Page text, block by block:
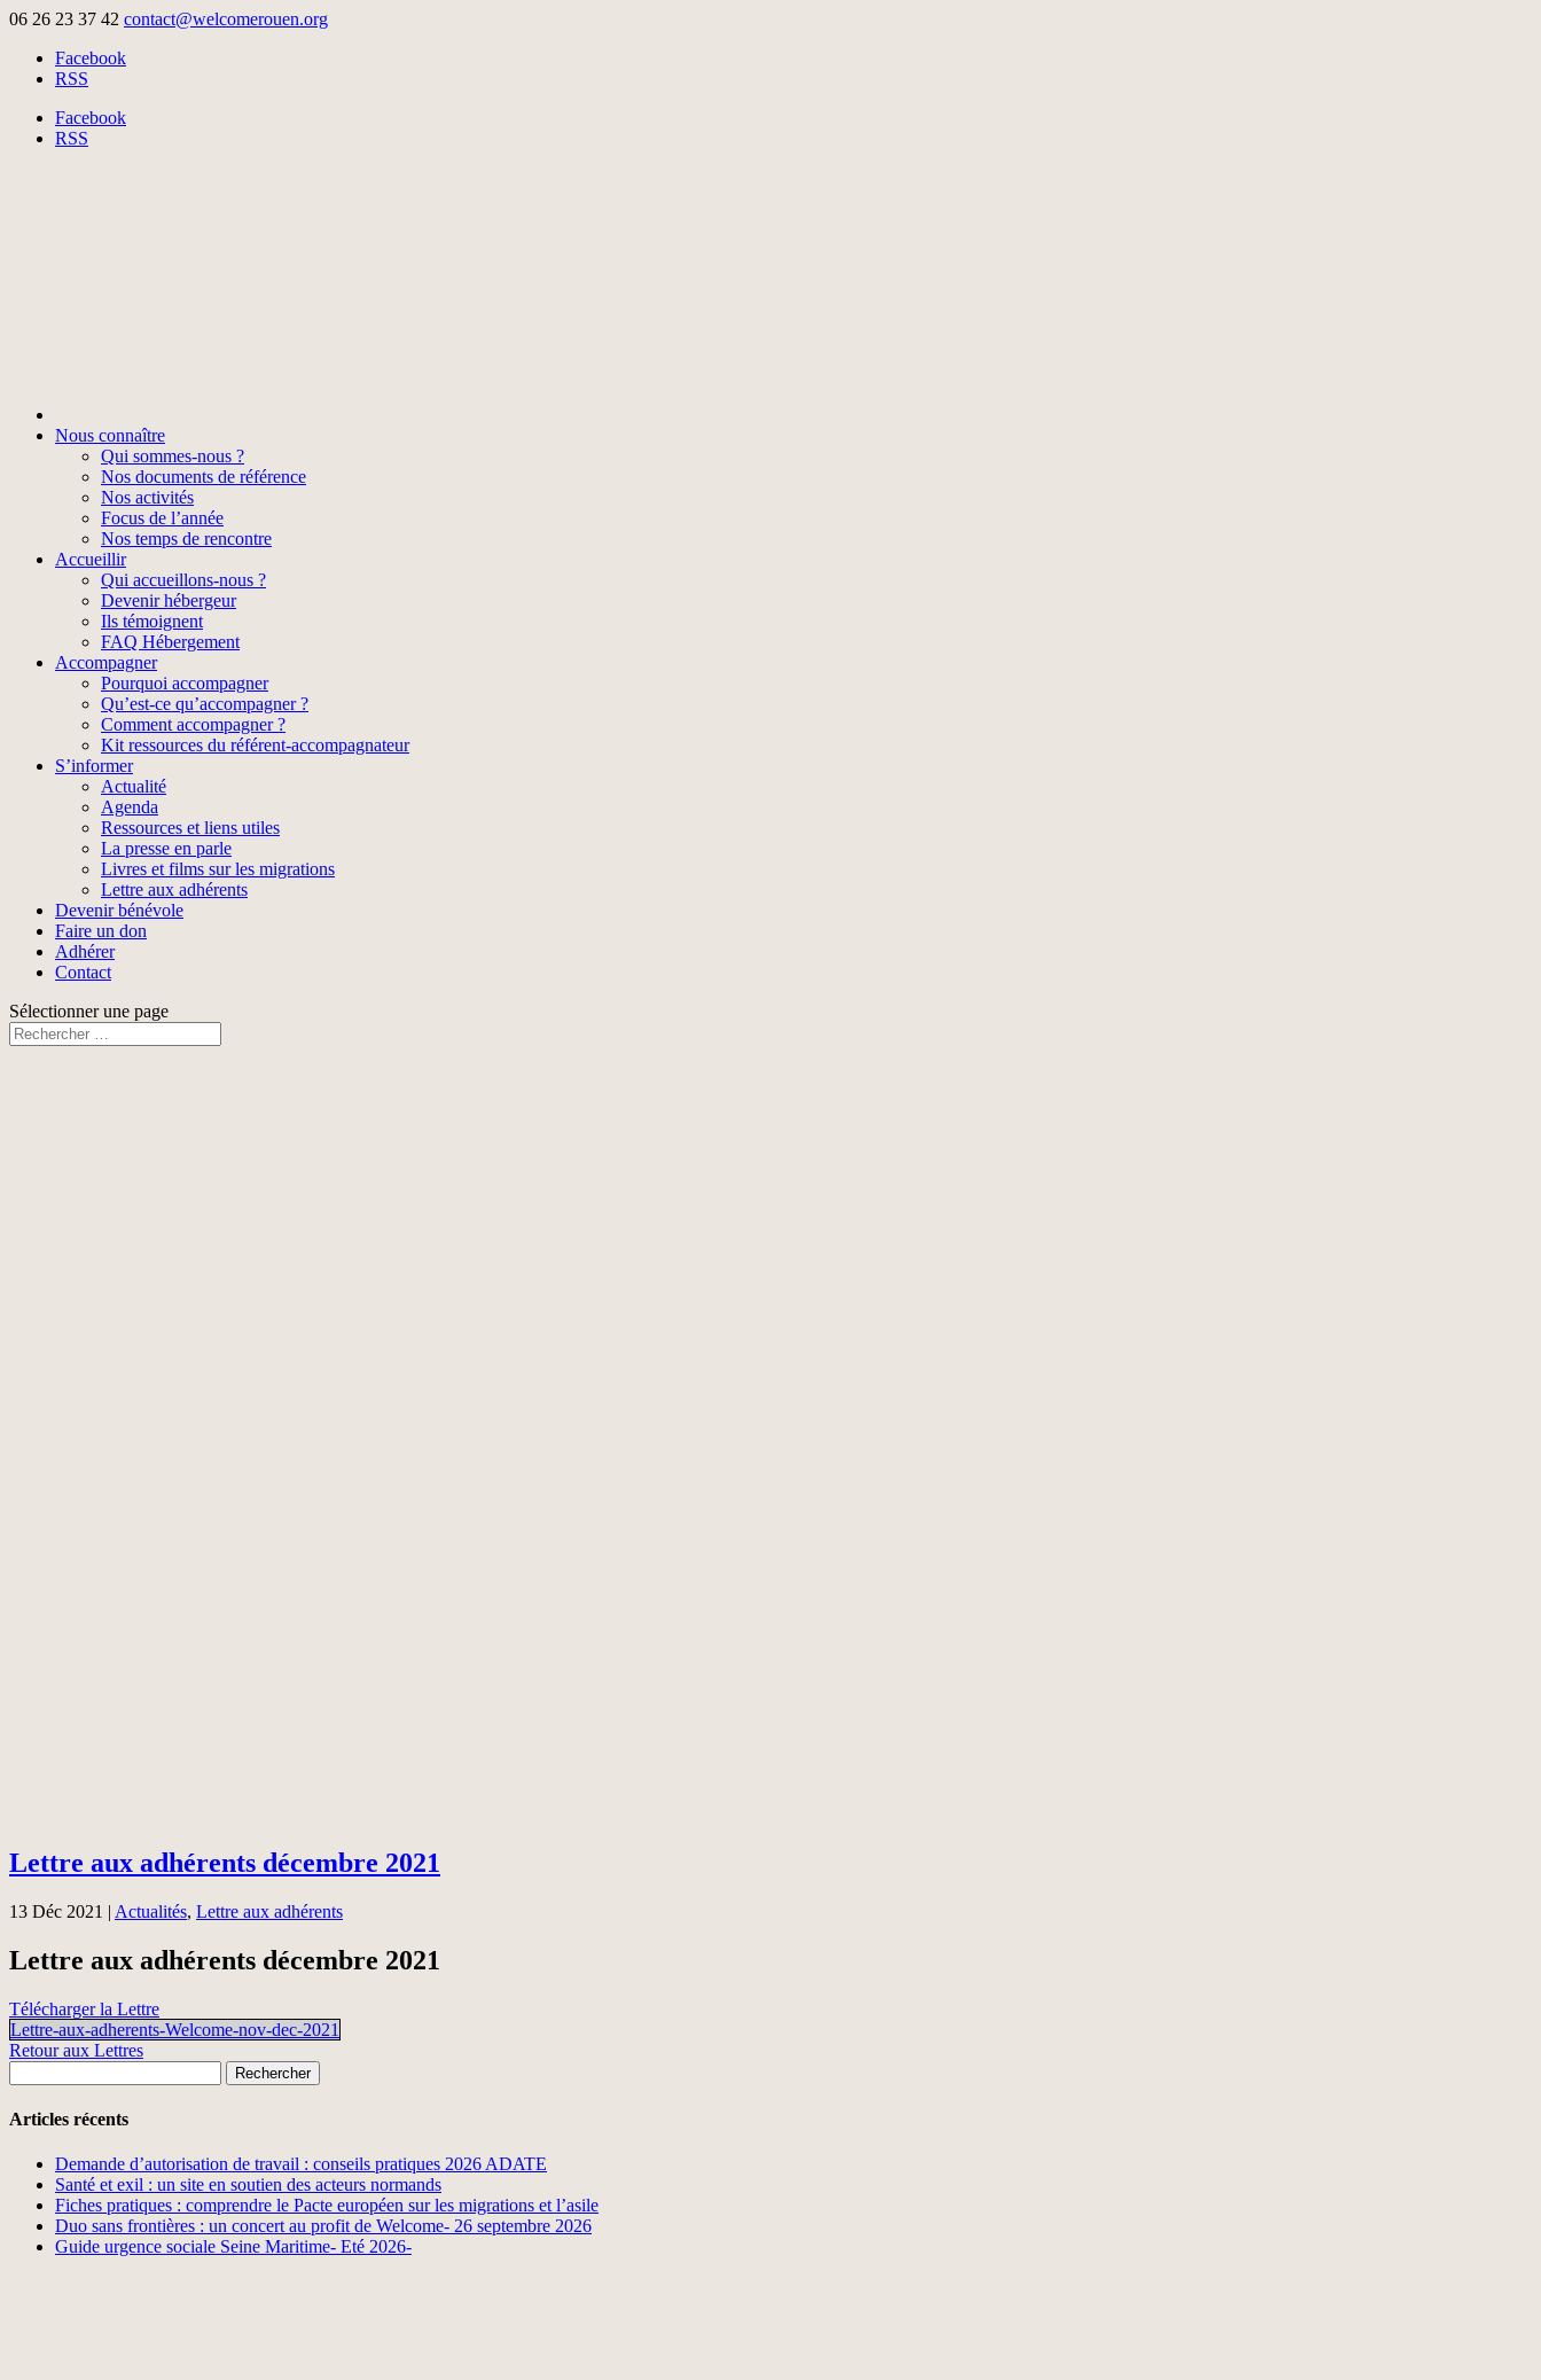
06 26 23 37 42 contact@welcomerouen.org
Facebook
RSS
Facebook
RSS
Nous connaître
Qui sommes-nous ?
Nos documents de référence
Nos activités
Focus de l’année
Nos temps de rencontre
Accueillir
Qui accueillons-nous ?
Devenir hébergeur
Ils témoignent
FAQ Hébergement
Accompagner
Pourquoi accompagner
Qu’est-ce qu’accompagner ?
Comment accompagner ?
Kit ressources du référent-accompagnateur
S’informer
Actualité
Agenda
Ressources et liens utiles
La presse en parle
Livres et films sur les migrations
Lettre aux adhérents
Devenir bénévole
Faire un don
Adhérer
Contact
Sélectionner une page
Lettre aux adhérents décembre 2021
13 Déc 2021 | Actualités, Lettre aux adhérents
Lettre aux adhérents décembre 2021
Télécharger la Lettre
Lettre-aux-adherents-Welcome-nov-dec-2021
Retour aux Lettres
Articles récents
Demande d’autorisation de travail : conseils pratiques 2026 ADATE
Santé et exil : un site en soutien des acteurs normands
Fiches pratiques : comprendre le Pacte européen sur les migrations et l’asile
Duo sans frontières : un concert au profit de Welcome- 26 septembre 2026
Guide urgence sociale Seine Maritime- Eté 2026-